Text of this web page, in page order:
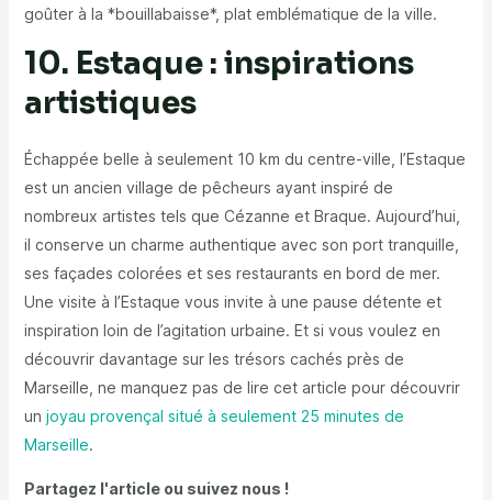
goûter à la *bouillabaisse*, plat emblématique de la ville.
10. Estaque : inspirations
artistiques
Échappée belle à seulement 10 km du centre-ville, l’Estaque
est un ancien village de pêcheurs ayant inspiré de
nombreux artistes tels que Cézanne et Braque. Aujourd’hui,
il conserve un charme authentique avec son port tranquille,
ses façades colorées et ses restaurants en bord de mer.
Une visite à l’Estaque vous invite à une pause détente et
inspiration loin de l’agitation urbaine. Et si vous voulez en
découvrir davantage sur les trésors cachés près de
Marseille, ne manquez pas de lire cet article pour découvrir
un joyau provençal situé à seulement 25 minutes de
Marseille.
Partagez l'article ou suivez nous !